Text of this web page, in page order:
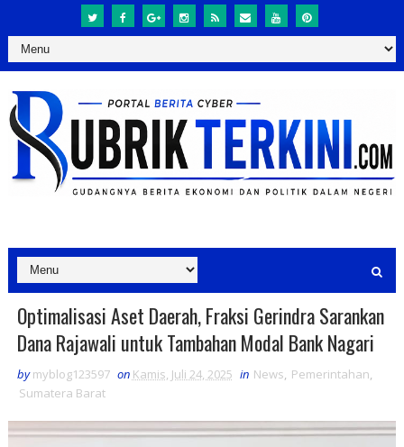
Optimalisasi Aset Daerah, Fraksi Gerindra Sarankan
Dana Rajawali untuk Tambahan Modal Bank Nagari
by myblog123597 on Kamis, Juli 24, 2025 in News, Pemerintahan,
Sumatera Barat